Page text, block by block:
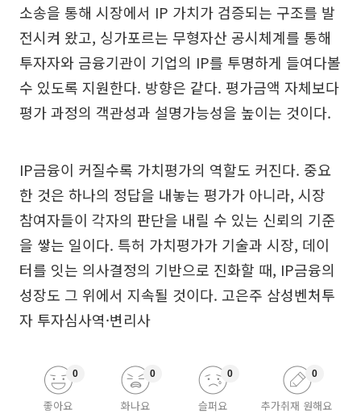
소송을 통해 시장에서 IP 가치가 검증되는 구조를 발
전시켜 왔고, 싱가포르는 무형자산 공시체계를 통해
투자자와 금융기관이 기업의 IP를 투명하게 들여다볼
수 있도록 지원한다. 방향은 같다. 평가금액 자체보다
평가 과정의 객관성과 설명가능성을 높이는 것이다.
IP금융이 커질수록 가치평가의 역할도 커진다. 중요
한 것은 하나의 정답을 내놓는 평가가 아니라, 시장
참여자들이 각자의 판단을 내릴 수 있는 신뢰의 기준
을 쌓는 일이다. 특허 가치평가가 기술과 시장, 데이
터를 잇는 의사결정의 기반으로 진화할 때, IP금융의
성장도 그 위에서 지속될 것이다. 고은주 삼성벤처투
자 투자심사역·변리사
좋아요
0
화나요
0
슬퍼요
0
추가취재 원해요
0